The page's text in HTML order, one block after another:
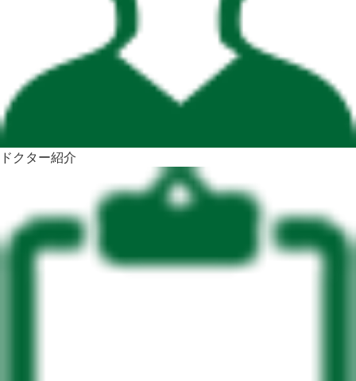
ドクター紹介